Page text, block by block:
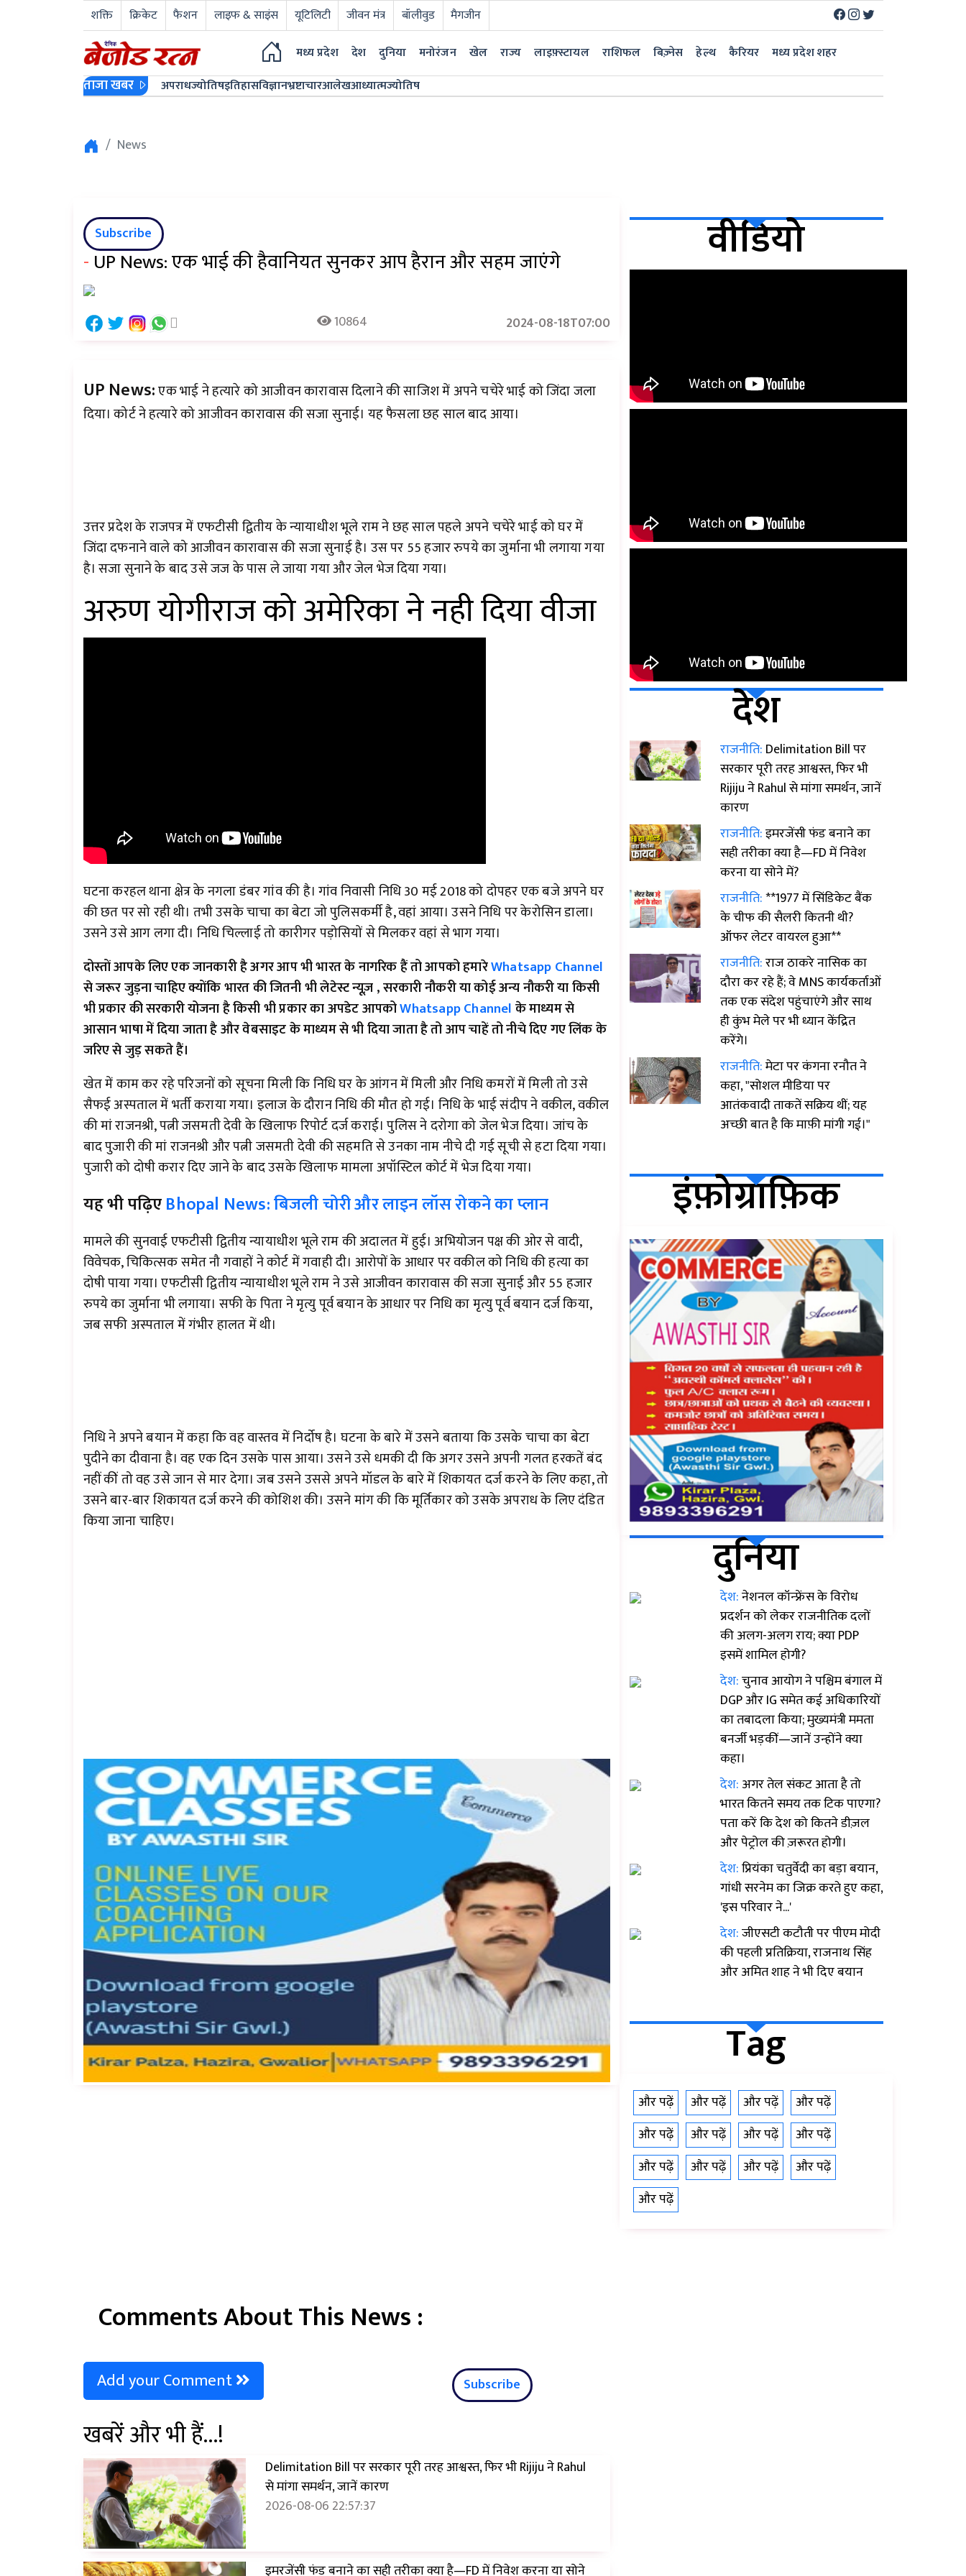
शक्ति क्रिकेट फैशन लाइफ & साइंस यूटिलिटी जीवन मंत्र बॉलीवुड
मैगजीन
मध्य प्रदेश
देश दुनिया मनोरंजन खेल राज्य लाइफ़्स्टायल राशिफल बिज़्नेस हेल्थ कैरियर मध्य प्रदेश शहर
ताजा खबर अपराधज्योतिषइतिहासविज्ञानभ्रष्टाचारआलेखआध्यात्मज्योतिष
News
Subscribe
- UP News: एक भाई की हैवानियत सुनकर आप हैरान और सहम जाएंगे
10864 2024-08-18T07:00
UP News:एक भाई ने हत्यारे को आजीवन कारावास दिलाने की साजिश में अपने चचेरे भाई को जिंदा जला
दिया। कोर्ट ने हत्यारे को आजीवन कारावास की सजा सुनाई। यह फैसला छह साल बाद आया।
उत्तर प्रदेश के राजपत्र में एफटीसी द्वितीय के न्यायाधीश भूले राम ने छह साल पहले अपने चचेरे भाई को घर में
जिंदा दफनाने वाले को आजीवन कारावास की सजा सुनाई है। उस पर 55 हजार रुपये का जुर्माना भी लगाया गया
है। सजा सुनाने के बाद उसे जज के पास ले जाया गया और जेल भेज दिया गया।
अरुण योगीराज को अमेरिका ने नही दिया वीजा
घटना करहल थाना क्षेत्र के नगला डंबर गांव की है। गांव निवासी निधि 30 मई 2018 को दोपहर एक बजे अपने घर
की छत पर सो रही थी। तभी उसके चाचा का बेटा जो पुलिसकर्मी है, वहां आया। उसने निधि पर केरोसिन डाला।
उसने उसे आग लगा दी। निधि चिल्लाई तो कारीगर पड़ोसियों से मिलकर वहां से भाग गया।
दोस्तों आपके लिए एक जानकारी है अगर आप भी भारत के नागरिक हैं तो आपको हमारेWhatsapp Channel
से जरूर जुड़ना चाहिए क्योंकि भारत की जितनी भी लेटेस्ट न्यूज़ , सरकारी नौकरी या कोई अन्य नौकरी या किसी
भी प्रकार की सरकारी योजना है किसी भी प्रकार का अपडेट आपकोWhatsapp Channelके माध्यम से
आसान भाषा में दिया जाता है और वेबसाइट के माध्यम से भी दिया जाता है तो आप चाहें तो नीचे दिए गए लिंक के
जरिए से जुड़ सकते हैं।
खेत में काम कर रहे परिजनों को सूचना मिली कि निधि घर के आंगन में मिली और निधि कमरों में मिली तो उसे
सैफई अस्पताल में भर्ती कराया गया। इलाज के दौरान निधि की मौत हो गई। निधि के भाई संदीप ने वकील, वकील
की मां राजनश्री, पत्नी जसमती देवी के खिलाफ रिपोर्ट दर्ज कराई। पुलिस ने दरोगा को जेल भेज दिया। जांच के
बाद पुजारी की मां राजनश्री और पत्नी जसमती देवी की सहमति से उनका नाम नीचे दी गई सूची से हटा दिया गया।
पुजारी को दोषी करार दिए जाने के बाद उसके खिलाफ मामला अपॉस्टिल कोर्ट में भेज दिया गया।
यह भी पढ़िएBhopal News: बिजली चोरी और लाइन लॉस रोकने का प्लान
मामले की सुनवाई एफटीसी द्वितीय न्यायाधीश भूले राम की अदालत में हुई। अभियोजन पक्ष की ओर से वादी,
विवेचक, चिकित्सक समेत नौ गवाहों ने कोर्ट में गवाही दी। आरोपों के आधार पर वकील को निधि की हत्या का
दोषी पाया गया। एफटीसी द्वितीय न्यायाधीश भूले राम ने उसे आजीवन कारावास की सजा सुनाई और 55 हजार
रुपये का जुर्माना भी लगाया। सफी के पिता ने मृत्यु पूर्व बयान के आधार पर निधि का मृत्यु पूर्व बयान दर्ज किया,
जब सफी अस्पताल में गंभीर हालत में थी।
निधि ने अपने बयान में कहा कि वह वास्तव में निर्दोष है। घटना के बारे में उसने बताया कि उसके चाचा का बेटा
पुदीने का दीवाना है। वह एक दिन उसके पास आया। उसने उसे धमकी दी कि अगर उसने अपनी गलत हरकतें बंद
नहीं कीं तो वह उसे जान से मार देगा। जब उसने उससे अपने मॉडल के बारे में शिकायत दर्ज करने के लिए कहा, तो
उसने बार-बार शिकायत दर्ज करने की कोशिश की। उसने मांग की कि मूर्तिकार को उसके अपराध के लिए दंडित
किया जाना चाहिए।
Comments About This News :
Add your Comment Subscribe
खबरें और भी हैं...!
Delimitation Bill पर सरकार पूरी तरह आश्वस्त, फिर भी Rijiju ने Rahul
से मांगा समर्थन, जानें कारण
2026-08-06 22:57:37
इमरजेंसी फंड बनाने का सही तरीका क्या है—FD में निवेश करना या सोने
वीडियो
देश
राजनीति: Delimitation Bill पर
सरकार पूरी तरह आश्वस्त, फिर भी
Rijiju ने Rahul से मांगा समर्थन, जानें
कारण
राजनीति:इमरजेंसी फंड बनाने का
सही तरीका क्या है—FD में निवेश
करना या सोने में?
राजनीति:**1977 में सिंडिकेट बैंक
के चीफ की सैलरी कितनी थी?
ऑफर लेटर वायरल हुआ**
राजनीति:राज ठाकरे नासिक का
दौरा कर रहे हैं; वे MNS कार्यकर्ताओं
तक एक संदेश पहुंचाएंगे और साथ
ही कुंभ मेले पर भी ध्यान केंद्रित
करेंगे।
राजनीति:मेटा पर कंगना रनौत ने
कहा, "सोशल मीडिया पर
आतंकवादी ताकतें सक्रिय थीं; यह
अच्छी बात है कि माफ़ी मांगी गई।"
इंफ़ोग्राफ़िक
दुनिया
देश:नेशनल कॉन्फ्रेंस के विरोध
प्रदर्शन को लेकर राजनीतिक दलों
की अलग-अलग राय; क्या PDP
इसमें शामिल होगी?
देश:चुनाव आयोग ने पश्चिम बंगाल में
DGP और IG समेत कई अधिकारियों
का तबादला किया; मुख्यमंत्री ममता
बनर्जी भड़कीं—जानें उन्होंने क्या
कहा।
देश: अगर तेल संकट आता है तो
भारत कितने समय तक टिक पाएगा?
पता करें कि देश को कितने डीज़ल
और पेट्रोल की ज़रूरत होगी।
देश:प्रियंका चतुर्वेदी का बड़ा बयान,
गांधी सरनेम का जिक्र करते हुए कहा,
'इस परिवार ने...'
देश:जीएसटी कटौती पर पीएम मोदी
की पहली प्रतिक्रिया, राजनाथ सिंह
और अमित शाह ने भी दिए बयान
Tag
और पढ़ें और पढ़ें और पढ़ें
और पढ़ें
और पढ़ें
और पढ़ें और पढ़ें
और पढ़ें
और पढ़ें
और पढ़ें और पढ़ें
और पढ़ें
और पढ़ें